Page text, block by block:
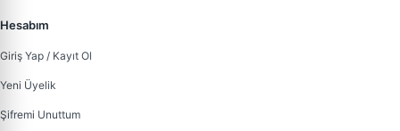
Hesabım
Giriş Yap / Kayıt Ol
Yeni Üyelik
Şifremi Unuttum